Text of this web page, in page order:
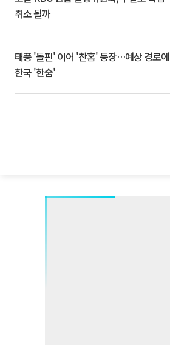
취소 될까
태풍 '돌핀' 이어 '찬홈' 등장…예상 경로에
한국 '한숨'